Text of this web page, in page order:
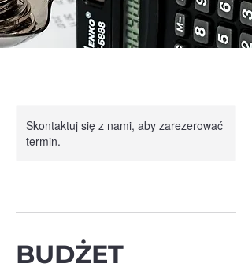
Skontaktuj się z nami, aby zarezerować
termin.
BUDŻET